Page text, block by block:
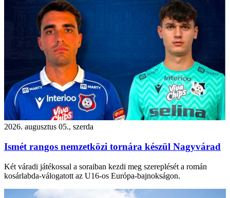
2026. augusztus 05., szerda
Ismét rangos nemzetközi tornára készül Nagyvárad
Két váradi játékossal a soraiban kezdi meg szereplését a román
kosárlabda-válogatott az U16-os Európa-bajnokságon.